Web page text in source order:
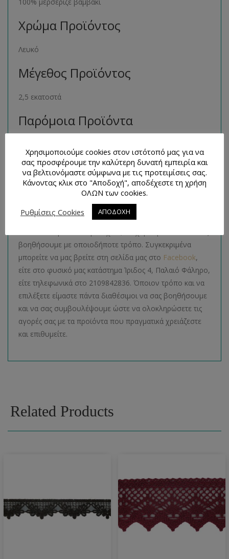
Χρώμα Προϊόντος
Λευκό
Μέγεθος Προϊόντος
2,5 εκατοστά
Παρόμοια Προϊόντα
κατηγορίας στο ηλεκτρονικό μας κατάστημα
ακολουθώντας τον σύνδεσμο εδώ.
Τρόποι Επικοινωνίας και
Απορίες
βοηθήσουμε με οποιοδήποτε τρόπο. Συγκεκριμένα
μπορείτε να μας βρείτε στη σελίδα μας στο Facebook,
είτε στο φυσικό μας κατάστημα Ίριδος 4, Παλαιό Φάληρο,
είτε τηλεφωνικά στο 2109842836. Όποιον τρόπο και να
επιλέξετε είμαστε πάντα διαθέσιμοι να σας βοηθήσουμε
και να σας συμβουλέψουμε ώστε να ολοκληρώσετε τις
αγορές σας με τα προϊόντα που πραγματικά χρειάζεστε
και επιθυμείτε.
Related Products
Χρησιμοποιούμε cookies στον ιστότοπό μας για να
σας προσφέρουμε την καλύτερη δυνατή εμπειρία και
να βελτιονόμαστε σύμφωνα με τις προτειμίσεις σας.
Κάνοντας κλικ στο "Αποδοχή", αποδέχεστε τη χρήση
ΟΛΩΝ των cookies.
Ρυθμίσεις Cookies
ΑΠΟΔΟΧΗ